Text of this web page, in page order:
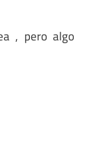
, pero algo